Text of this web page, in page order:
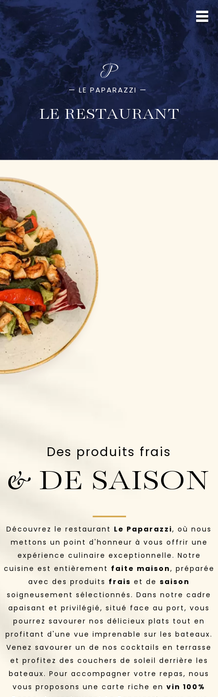
— LE PAPARAZZI —
LE RESTAURANT
Des produits frais
& DE SAISON
Découvrez le restaurant Le Paparazzi, où nous
mettons un point d'honneur à vous offrir une
expérience culinaire exceptionnelle. Notre
cuisine est entièrement faite maison, préparée
avec des produits frais et de saiso n
soigneusement sélectionnés. Dans notre cadre
apaisant et privilégié, situé face au port, vous
pourrez savourer nos délicieux plats tout en
profitant d'une vue imprenable sur les bateaux.
Venez savourer un de nos cocktails en terrasse
et profitez des couchers de soleil derrière les
bateaux. Pour accompagner votre repas, nous
vous proposons une carte riche en vin 100%